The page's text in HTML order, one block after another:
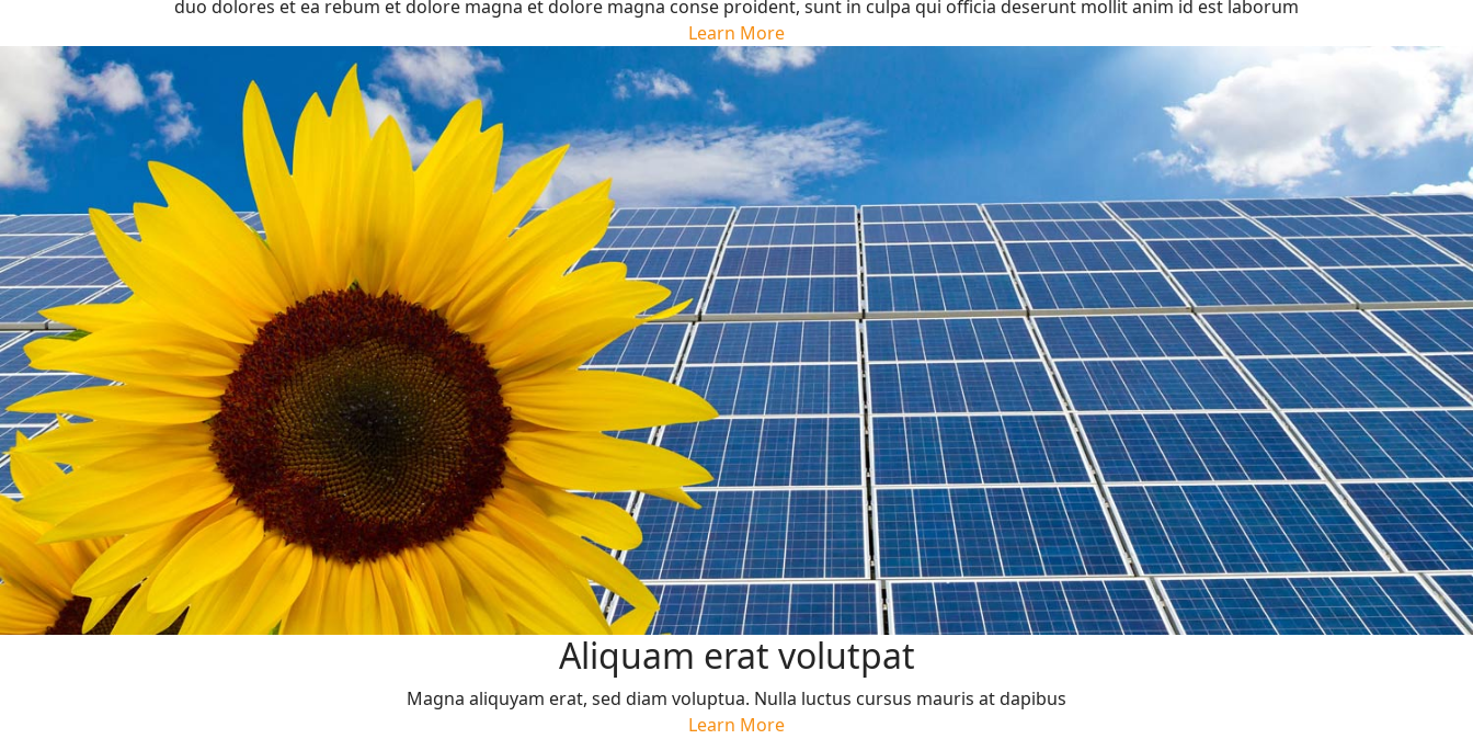
duo dolores et ea rebum et dolore magna et dolore magna conse proident, sunt in culpa qui officia deserunt mollit anim id est laborum
Learn More
Aliquam erat volutpat
Magna aliquyam erat, sed diam voluptua. Nulla luctus cursus mauris at dapibus
Learn More